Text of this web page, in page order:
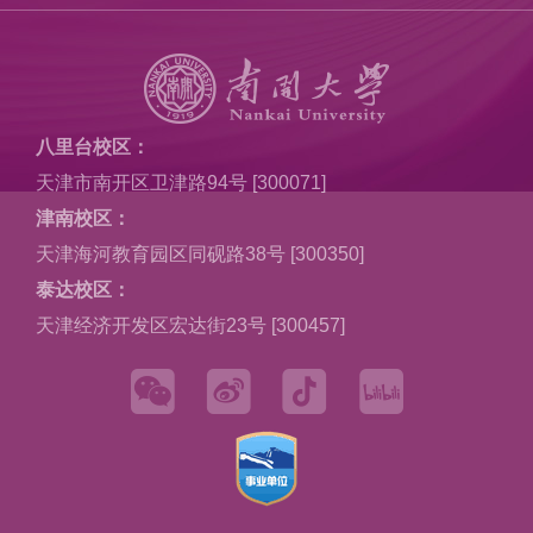
八里台校区：
天津市南开区卫津路94号 [300071]
津南校区：
天津海河教育园区同砚路38号 [300350]
泰达校区：
天津经济开发区宏达街23号 [300457]